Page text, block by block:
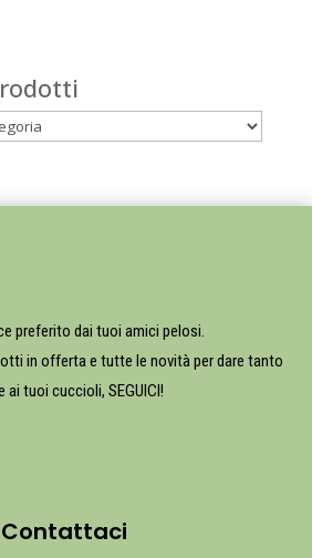
preferito dai tuoi amici pelosi.
in offerta e tutte le novità per dare tanto
ai tuoi cuccioli, SEGUICI!
Contattaci